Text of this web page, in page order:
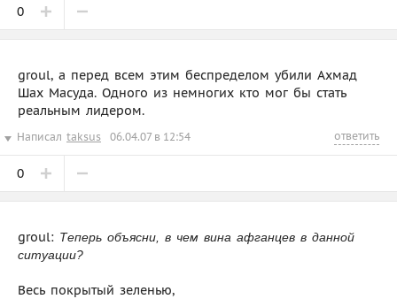
0
groul, а перед всем этим беспределом убили Ахмад
Шах Масуда. Одного из немногих кто мог бы стать
реальным лидером.
Написал taksus 06.04.07 в 12:54 ответить
0
groul: Теперь объясни, в чем вина афганцев в данной
ситуации?
Весь покрытый зеленью,